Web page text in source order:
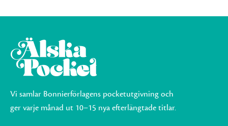
Vi samlar Bonnierförlagens pocketutgivning och
ger varje månad ut 10–15 nya efterlängtade titlar.